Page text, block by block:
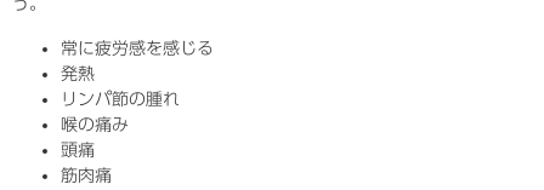
常に疲労感を感じる
発熱
リンパ節の腫れ
喉の痛み
頭痛
筋肉痛